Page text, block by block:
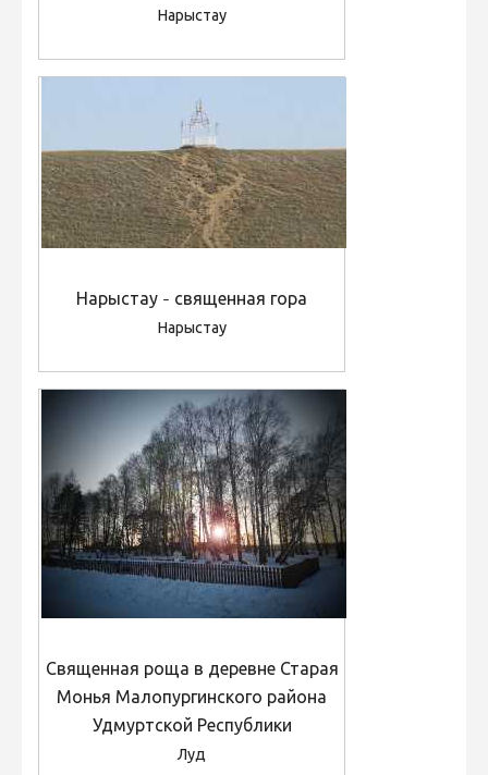
Нарыстау
Нарыстау - священная гора
Нарыстау
Священная роща в деревне Старая
Монья Малопургинского района
Удмуртской Республики
Луд